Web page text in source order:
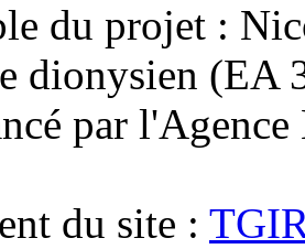
du projet :
dionysien
par l'Agence
du site :